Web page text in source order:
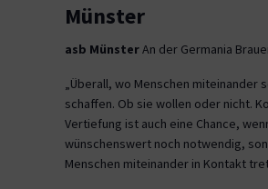
Münster
asb MünsterAn der Germania
„Überall, wo Menschen miteinander
schaffen. Ob sie wollen oder nicht.
Vertiefung ist auch eine Chance,
wünschenswert noch notwendig,
Menschen miteinander in Kontakt